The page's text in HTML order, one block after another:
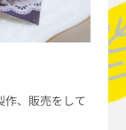
作、販売をして